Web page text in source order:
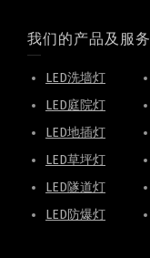
我们的产品及服务
LED洗墙灯
LED庭院灯
LED地插灯
LED草坪灯
LED隧道灯
LED防爆灯